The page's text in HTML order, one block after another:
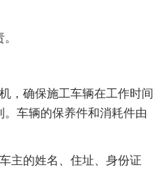
，确保施工车辆在工作时间
车辆的保养件和消耗件由
主的姓名、住址、身份证